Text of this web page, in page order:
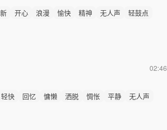
开心 浪漫 愉快 精神 无人声
轻鼓点
02:46
轻快 回忆 慵懒 洒脱 惆怅 平静
无人声